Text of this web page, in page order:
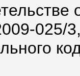
025/